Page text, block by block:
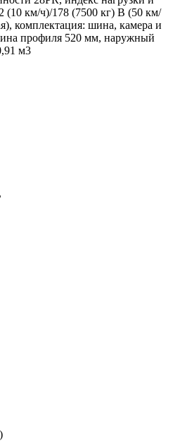
(10 км/ч)/178 (7500 кг) В (50 км/
комплектация: шина, камера и
профиля 520 мм, наружный
м3